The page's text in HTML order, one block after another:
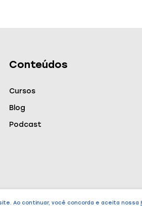
Ao continuar, você concorda e aceita nossa
Conteúdos
Cursos
Blog
Podcast